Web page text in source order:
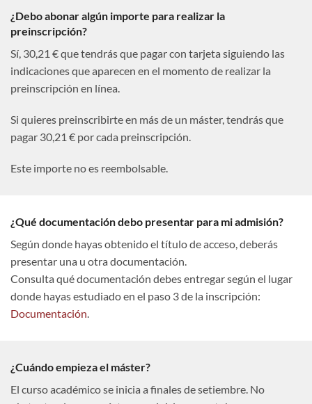
¿Debo abonar algún importe para realizar la
preinscripción?
Sí, 30,21 € que tendrás que pagar con tarjeta siguiendo las
indicaciones que aparecen en el momento de realizar la
preinscripción en línea.
Si quieres preinscribirte en más de un máster, tendrás que
pagar 30,21 € por cada preinscripción.
Este importe no es reembolsable.
¿Qué documentación debo presentar para mi admisión?
Según donde hayas obtenido el título de acceso, deberás
presentar una u otra documentación.
Consulta qué documentación debes entregar según el lugar
donde hayas estudiado en el paso 3 de la inscripción:
Documentación.
¿Cuándo empieza el máster?
El curso académico se inicia a finales de setiembre. No